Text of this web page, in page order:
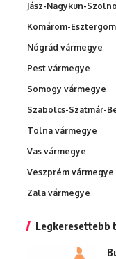
Jász-Nagykun-
Komárom-
Nógrád vármegye
Pest vármegye
Somogy vármegye
Szabolcs-Szatmár-
Tolna vármegye
Vas vármegye
Veszprém vármegye
Zala vármegye
Legkeresettebb